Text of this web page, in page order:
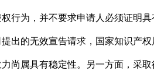
权行为，并不要求申请人必须证明
出的无效宣告请求，国家知识产
尚属具有稳定性。另一方面，采